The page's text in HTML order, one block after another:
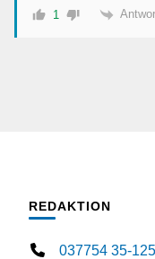
1
REDAKTION
037754 35-125